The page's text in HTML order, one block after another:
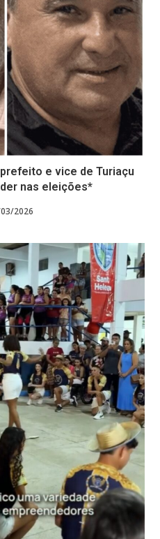
e vice de Turiaçu
nas eleições*
2026